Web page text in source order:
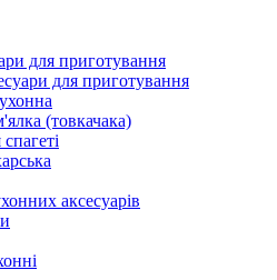
для приготування
для приготування
(товкачака)
аксесуарів